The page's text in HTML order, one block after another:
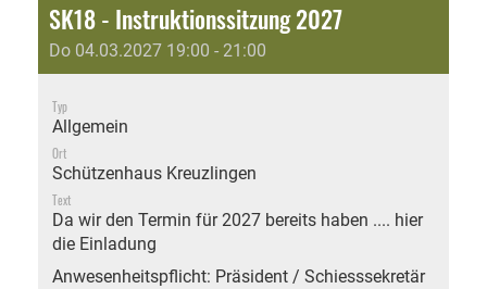
SK18 - Instruktionssitzung 2027
Do 04.03.2027 19:00 - 21:00
Typ
Allgemein
Ort
Schützenhaus Kreuzlingen
Text
Da wir den Termin für 2027 bereits haben .... hier
die Einladung
Anwesenheitspflicht: Präsident / Schiesssekretär